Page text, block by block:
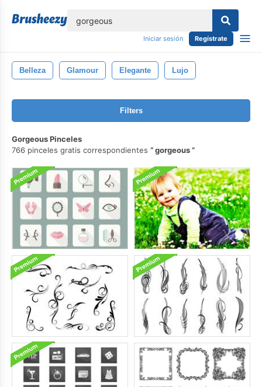
Iniciar sesión Regístrate
Belleza Glamour Elegante Lujo
Filters
Gorgeous Pinceles
766 pinceles gratis correspondientes
gorgeous